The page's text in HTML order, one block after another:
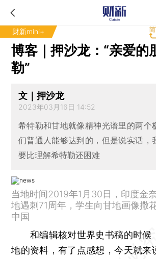
财新mini+
博客｜押沙龙：“亲爱的
勒”
文｜押沙龙
2023年03月16日 14:52
希特勒和甘地就像精神光谱里的两个
们普通人能够达到的，但是说实话，
要比理解希特勒还困难
当地时间2019年1月30日，印度金
地遇刺71周年，学生向甘地画像撒
中国
和编辑核对世界史书稿的时候
地的资料，有了点感想，今天就来